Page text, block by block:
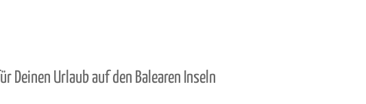
Urlaub auf den Balearen Inseln